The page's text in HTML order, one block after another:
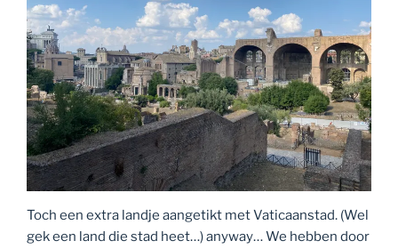
Toch een extra landje aangetikt met Vaticaanstad. (Wel
gek een land die stad heet…) anyway… We hebben door